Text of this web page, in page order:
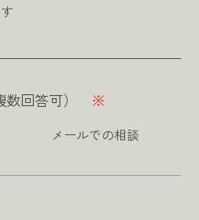
回答可） ※
メールでの相談